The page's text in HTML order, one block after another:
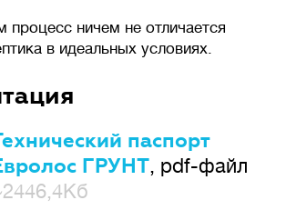
процесс ничем не отличается
в идеальных условиях.
паспорт
ГРУНТ, pdf-файл